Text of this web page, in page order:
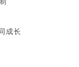
成长